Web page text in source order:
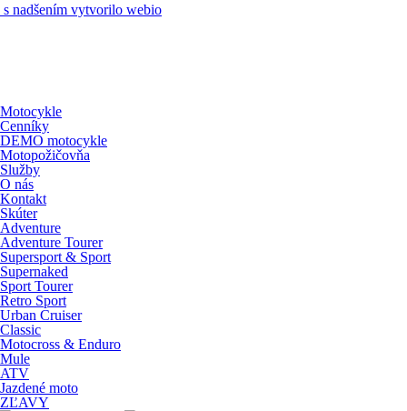
s nadšením vytvorilo webio
Motocykle
Cenníky
DEMO motocykle
Motopožičovňa
Služby
O nás
Kontakt
Skúter
Adventure
Adventure Tourer
Supersport & Sport
Supernaked
Sport Tourer
Retro Sport
Urban Cruiser
Classic
Motocross & Enduro
Mule
ATV
Jazdené moto
ZĽAVY